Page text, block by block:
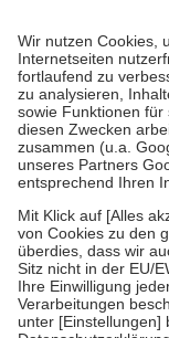
höchstens zehn Euro.
Kosten der Leistung
Diese Regeln gelten
Bei Heilmitteln und
Zuzahlung zehn
Verordnung.
Um das Engagement
stärken und die
fallenkeine
• Kindern und
mit Ausnahme der
• Untersuchungen
GKV getragen werden
• empfohlenen